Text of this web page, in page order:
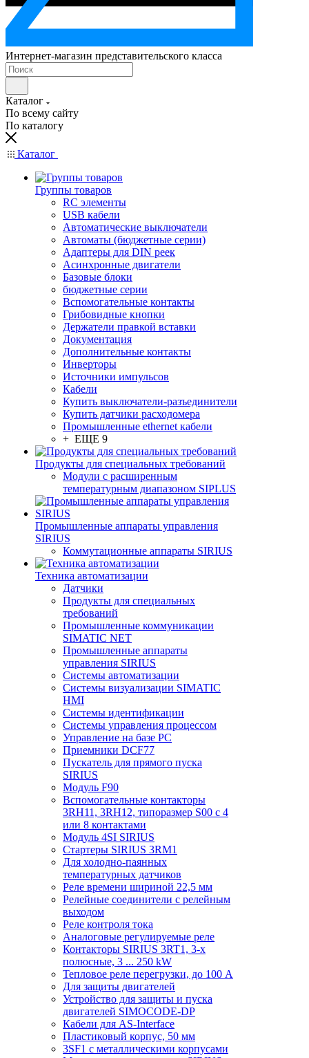
Интернет-магазин представительского класса
Каталог
По всему сайту
По каталогу
Каталог
Группы товаров
RC элементы
USB кабели
Автоматические выключатели
Автоматы (бюджетные серии)
Адаптеры для DIN реек
Асинхронные двигатели
Базовые блоки
бюджетные серии
Вспомогательные контакты
Грибовидные кнопки
Держатели правкой вставки
Документация
Дополнительные контакты
Инверторы
Источники импульсов
Кабели
Купить выключатели-разъединители
Купить датчики расходомера
Промышленные ethernet кабели
+ ЕЩЕ 9
Продукты для специальных требований
Модули с расширенным
температурным диапазоном SIPLUS
Промышленные аппараты управления
SIRIUS
Коммутационные аппараты SIRIUS
Техника автоматизации
Датчики
Продукты для специальных
требований
Промышленные коммуникации
SIMATIC NET
Промышленные аппараты
управления SIRIUS
Системы автоматизации
Системы визуализации SIMATIC
HMI
Системы идентификации
Системы управления процессом
Управление на базе РС
Приемники DCF77
Пускатель для прямого пуска
SIRIUS
Модуль F90
Вспомогательные контакторы
3RH11, 3RH12, типоразмер S00 с 4
или 8 контактами
Модуль 4SI SIRIUS
Стартеры SIRIUS 3RM1
Для холодно-паянных
температурных датчиков
Реле времени шириной 22,5 мм
Релейные соединители с релейным
выходом
Реле контроля тока
Аналоговые регулируемые реле
Контакторы SIRIUS 3RT1, 3-х
полюсные, 3 ... 250 kW
Тепловое реле перегрузки, до 100 A
Для защиты двигателей
Устройство для защиты и пуска
двигателей SIMOCODE-DP
Кабели для AS-Interface
Пластиковый корпус, 50 мм
3SF1 с металлическими корпусами